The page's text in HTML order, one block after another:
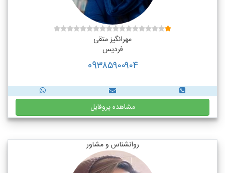
مهرانگیز متقی
فردیس
09۳۸۵۹۰۰۹۰۴
مشاهده پروفایل
روانشناس و مشاور